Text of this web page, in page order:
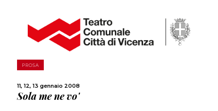
PROSA
11, 12, 13 gennaio 2008
Sola me ne vo'